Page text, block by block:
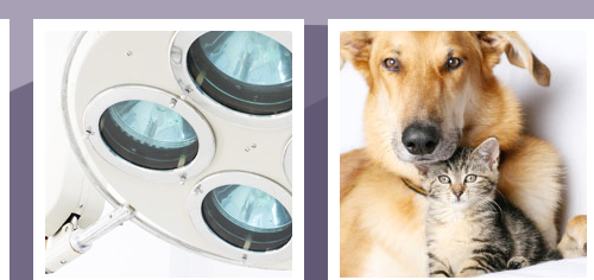
Européenne
!
Homme / Chien